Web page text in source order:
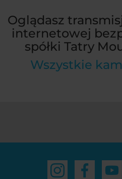
Oglądasz
internetowej
spółki Tatry
Wszystkie